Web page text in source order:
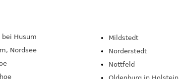
bei Husum
Nordsee
Mildstedt
Norderstedt
Nottfeld